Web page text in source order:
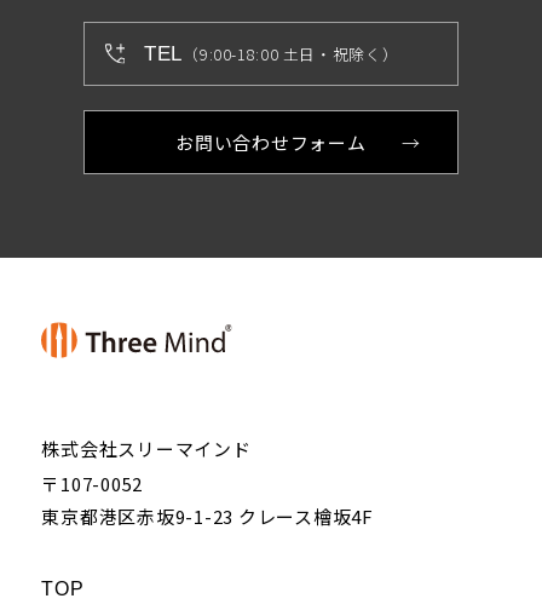
TEL （9:00-18:00 土日・祝除く）
お問い合わせフォーム
株式会社スリーマインド
〒107-0052
東京都港区赤坂9-1-23 クレース檜坂4F
TOP